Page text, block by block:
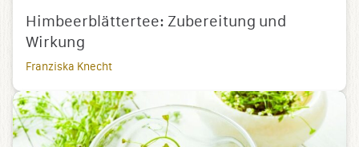
Himbeerblättertee: Zubereitung und
Wirkung
Franziska Knecht